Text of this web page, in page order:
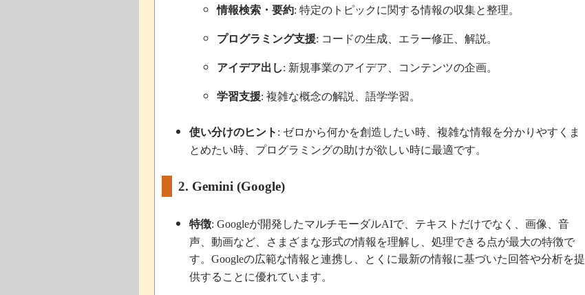
情報検索・要約: 特定のトピックに関する情報の収集と整理。
プログラミング支援: コードの生成、エラー修正、解説。
アイデア出し: 新規事業のアイデア、コンテンツの企画。
学習支援: 複雑な概念の解説、語学学習。
使い分けのヒント : ゼロから何かを創造したい時、複雑な情報を分かりやすくま
とめたい時、プログラミングの助けが欲しい時に最適です。
2. Gemini (Google)
特徴: Googleが開発したマルチモーダルAIで、テキストだけでなく、画像、音
声、動画など、さまざまな形式の情報を理解し、処理できる点が最大の特徴で
す。
Googleの広範な情報と連携し、とくに最新の情報に基づいた回答や分析を提
供することに優れています。